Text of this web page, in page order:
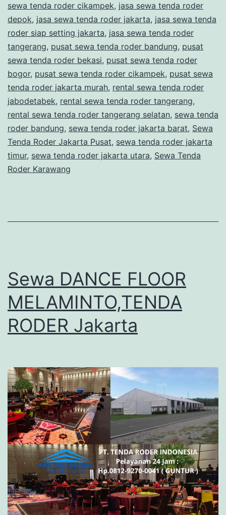
sewa tenda roder cikampek, jasa sewa tenda roder
depok, jasa sewa tenda roder jakarta, jasa sewa tenda
roder siap setting jakarta, jasa sewa tenda roder
tangerang, pusat sewa tenda roder bandung, pusat
sewa tenda roder bekasi, pusat sewa tenda roder
bogor, pusat sewa tenda roder cikampek, pusat sewa
tenda roder jakarta murah, rental sewa tenda roder
jabodetabek, rental sewa tenda roder tangerang,
rental sewa tenda roder tangerang selatan, sewa tenda
roder bandung, sewa tenda roder jakarta barat, Sewa
Tenda Roder Jakarta Pusat, sewa tenda roder jakarta
timur, sewa tenda roder jakarta utara, Sewa Tenda
Roder Karawang
Sewa DANCE FLOOR
MELAMINTO,TENDA
RODER Jakarta